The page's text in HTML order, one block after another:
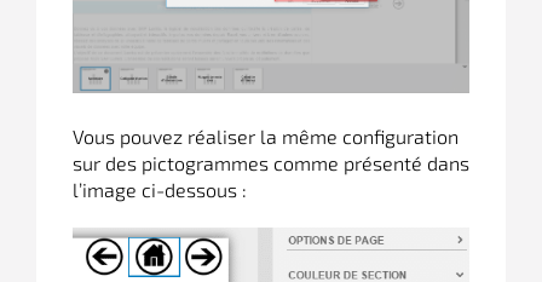
Vous pouvez réaliser la même configuration
sur des pictogrammes comme présenté dans
l’image ci-dessous :